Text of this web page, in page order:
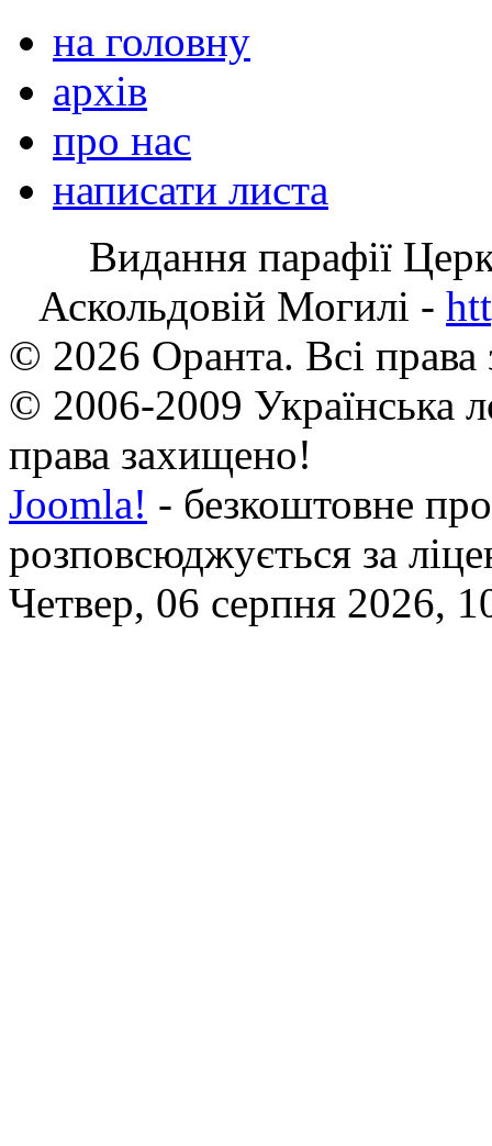
на головну
архів
про нас
написати листа
Видання парафії
Аскольдовій Могилі -
© 2026 Оранта. Всі
© 2006-2009 Українська
права захищено!
Joomla! - безкоштовне
розповсюджується за
Четвер, 06 серпня 2026,